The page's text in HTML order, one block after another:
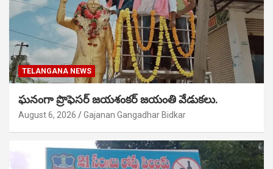
TELANGANA NEWS
ఘనంగా ప్రొఫెసర్ జయశంకర్ జయంతి వేడుకలు.
August 6, 2026 Gajanan Gangadhar Bidkar